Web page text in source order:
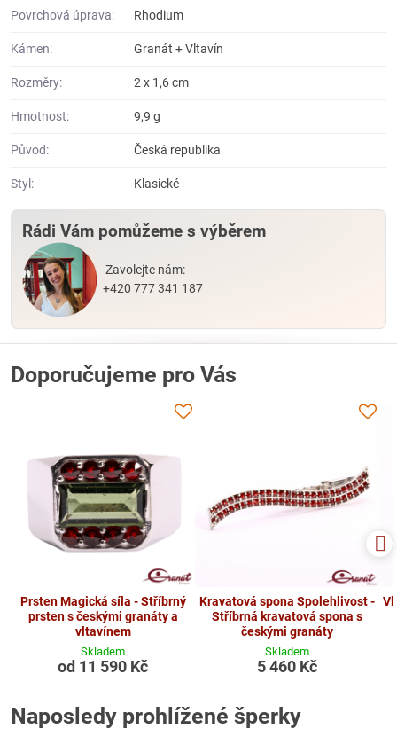
Povrchová úprava: Rhodium
Kámen: Granát + Vltavín
Rozměry: 2 x 1,6 cm
Hmotnost: 9,9 g
Původ: Česká republika
Styl: Klasické
Rádi Vám pomůžeme s výběrem
Zavolejte nám:
+420 777 341 187
Doporučujeme pro Vás
Prsten Magická síla - Stříbrný
prsten s českými granáty a
vltavínem
Skladem
od 11 590 Kč
Kravatová spona Spolehlivost -
Stříbrná kravatová spona s
českými granáty
Skladem
5 460 Kč
Naposledy prohlížené šperky